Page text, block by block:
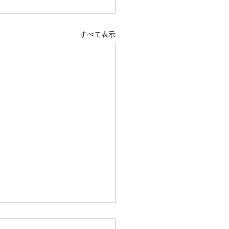
すべて表示
石川1丁目全4区画 販